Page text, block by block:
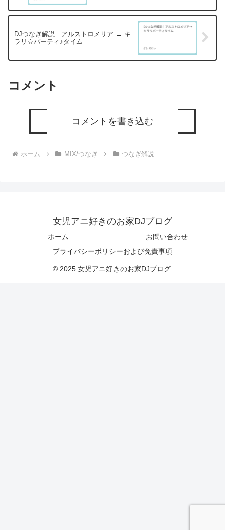
DJつなぎ解説｜アルストロメリア → キ
ラリ☆パーティ♪タイム
コメント
コメントを書き込む
ホーム MIX/つなぎ つなぎ解説
女児アニ好きのお家DJブログ
ホーム
お問い合わせ
プライバシーポリシーおよび免責事項
© 2025 女児アニ好きのお家DJブログ.